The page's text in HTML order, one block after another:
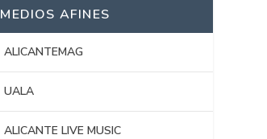
MEDIOS AFINES
ALICANTEMAG
UALA
ALICANTE LIVE MUSIC